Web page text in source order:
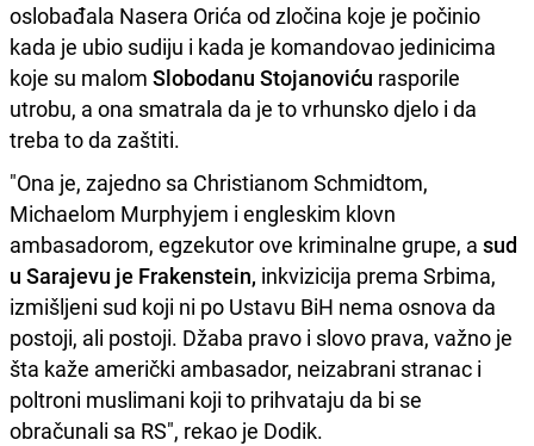
oslobađala Nasera Orića od zločina koje je počinio
kada je ubio sudiju i kada je komandovao jedinicima
koje su malom Slobodanu Stojanoviću rasporile
utrobu, a ona smatrala da je to vrhunsko djelo i da
treba to da zaštiti.
"Ona je, zajedno sa Christianom Schmidtom,
Michaelom Murphyjem i engleskim klovn
ambasadorom, egzekutor ove kriminalne grupe, a sud
u Sarajevu je Frakenstein, inkvizicija prema Srbima,
izmišljeni sud koji ni po Ustavu BiH nema osnova da
postoji, ali postoji. Džaba pravo i slovo prava, važno je
šta kaže američki ambasador, neizabrani stranac i
poltroni muslimani koji to prihvataju da bi se
obračunali sa RS", rekao je Dodik.